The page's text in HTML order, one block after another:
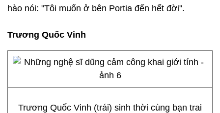
hào nói: "Tôi muốn ở bên Portia đến hết đời".
Trương Quốc Vinh
Trương Quốc Vinh (trái) sinh thời cùng bạn trai